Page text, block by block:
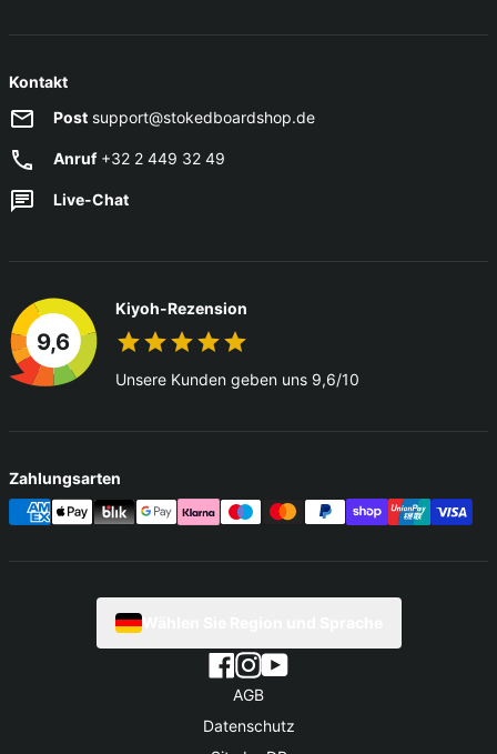
Kontakt
Post support@stokedboardshop.de
Anruf+32 2 449 32 49
Live-Chat
9,6
Kiyoh-Rezension
Unsere Kunden geben uns 9,6/10
Zahlungsarten
Wählen Sie Region und Sprache
AGB
Datenschutz